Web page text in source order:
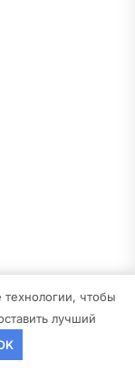
технологии, чтобы
лучший